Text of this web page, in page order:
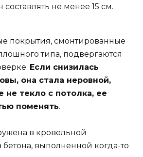
не менее 15 см.
покрытия, смонтированные
типа, подвергаются
Если снизилась
она стала неровной,
не текло с потолка, ее
поменять.
в кровельной
выполненной когда-то